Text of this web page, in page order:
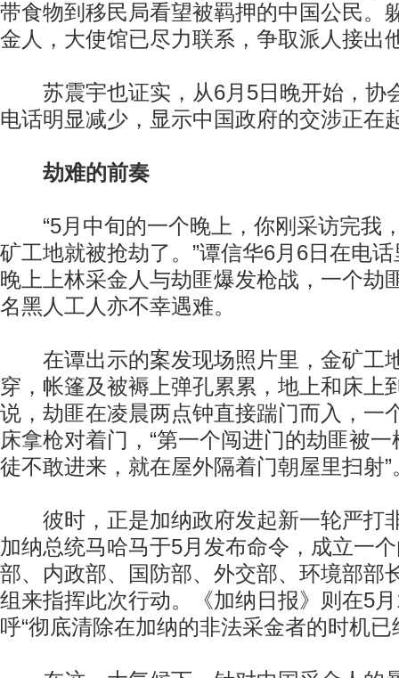
带食物到移民局看望被羁押的中国公民。
金人，大使馆已尽力联系，争取派人接出
苏震宇也证实，从6月5日晚开始，协
电话明显减少，显示中国政府的交涉正在
劫难的前奏
“5月中旬的一个晚上，你刚采访完我
矿工地就被抢劫了。”谭信华6月6日在电
晚上上林采金人与劫匪爆发枪战，一个劫
名黑人工人亦不幸遇难。
在谭出示的案发现场照片里，金矿工
穿，帐篷及被褥上弹孔累累，地上和床上
说，劫匪在凌晨两点钟直接踹门而入，一
床拿枪对着门，“第一个闯进门的劫匪被
徒不敢进来，就在屋外隔着门朝屋里扫射”
彼时，正是加纳政府发起新一轮严打
加纳总统马哈马于5月发布命令，成立一
部、内政部、国防部、外交部、环境部部
组来指挥此次行动。《加纳日报》则在5
呼“彻底清除在加纳的非法采金者的时机已